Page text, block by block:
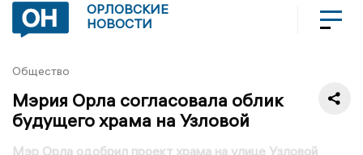
ОРЛОВСКИЕ
НОВОСТИ
Общество
Мэрия Орла согласовала облик
будущего храма на Узловой
Мэр Орла одобрил проект храма на улице Узловой